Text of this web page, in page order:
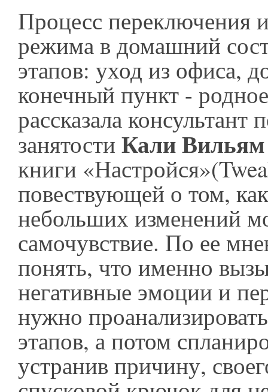
Процесс переключения
режима в домашний
этапов: уход из офиса,
конечный пункт -
рассказала консультант
занятости Кали
книги
повествующей о том,
небольших изменений
самочувствие. По ее
понять, что именно
негативные эмоции и
нужно
этапов, а потом
устранив причину,